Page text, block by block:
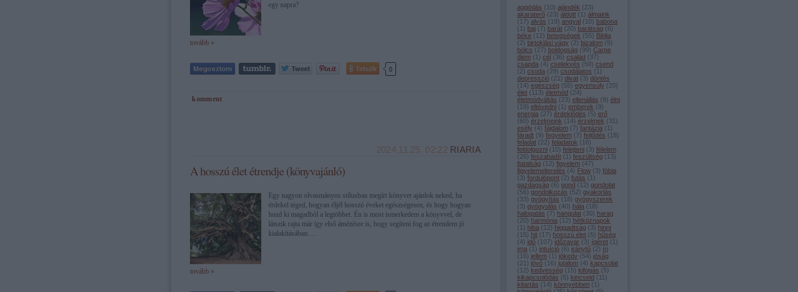
aggódás (10) ajándék (23)
akaraterő (23) áldott (1 ) álmaink
(17) alvás (19) angyal (10) babona
(1 ) baj (7) barát (20) barátság (6)
béke (12) betegségek (55) Biblia
(2) birtoklási vágy (2) bizalom (9)
bölcs (27) boldogság (99) Carpe
diem (1 ) cél (36) család (37)
csapda (4) cselekvés (59) csend
(2) csoda (29) csodálatos (1 )
depresszió (21 ) divat (3) döntés
(14) egészség (55) egyensúly (20)
élet (113) életmód (24)
életmódváltás (23) ellenállás (9) élni
(19) eltévedni (1 ) emberek (9)
energia (27) érdeklődés (5) erő
(60) érzelmeink (14) érzelmek (31 )
esély (4) fájdalom (7) fantázia (1 )
fáradt (9) fegyelem (7) fejlődés (18)
feladat (22) feladatok (16)
feldolgozni (10) felejteni (3) félelem
(26) feszabadít (1 ) feszültség (13)
fiatalság (12) figyelem (47)
figyelemelterelés (4) Flow (3) fóbia
(3) fordulópont (2) futás (1 )
gazdagság (6) gond (12) gondolat
(56) gondolkozás (52) gyakorlás
(33) gyógyítás (18) gyógyszerek
(3) gyógyulás (40) hála (18)
halogatás (7) hangulat (30) harag
(20) harmónia (12) hétköznapok
(1 ) hiba (12) higgadtság (3) hinni
(15) hit (17) hosszú élet (5) hűség
(4) idő (107) időzavar (3) ígéret (1 )
ima (1 ) intuíció (6) iránytű (2) írj
(16) jellem (1 ) jókedv (54) jóság
(21 ) jövő (16) jutalom (4) kapcsolat
(12) kedvesség (15) kifogás (5)
kikapcsolódás (5) kincseid (11 )
kitartás (14) könnyebben (1 )
egy napra?
tovább »
Tetszik 0
komment
2024.11.25. 02:22 RIARIA
A hosszú élet étrendje (könyvajánló)
Egy nagyon olvasmányos stílusban megírt könyvet ajánlok neked, ha
érdekel téged, hogyan éljél hosszú éveket egészségesen, és hogy hogyan
hozd ki magadból a legtöbbet. Én is most ismerkedem a könyvvel, de
látszik rajta már így első átnézésre is, hogy segíteni fog az étrendem jó
kialakításában.…
tovább »